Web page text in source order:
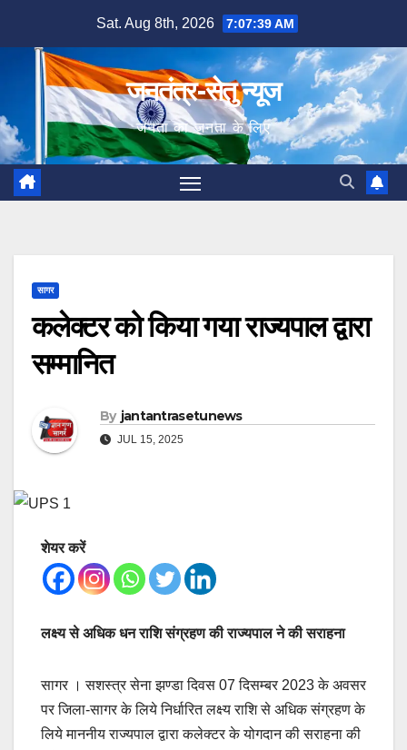
content
Sat. Aug 8th, 2026 7:07:40 AM
जनतंत्र-सेतु न्यूज
जनता का जनता के लिए
सागर
कलेक्टर को किया गया राज्यपाल द्वारा
सम्मानित
By jantantrasetunews
JUL 15, 2025
शेयर करें
लक्ष्य से अधिक धन राशि संग्रहण की राज्यपाल ने की सराहना
सागर । सशस्त्र सेना झण्डा दिवस 07 दिसम्बर 2023 के अवसर
पर जिला-सागर के लिये निर्धारित लक्ष्य राशि से अधिक संग्रहण के
लिये माननीय राज्यपाल द्वारा कलेक्टर के योगदान की सराहना की